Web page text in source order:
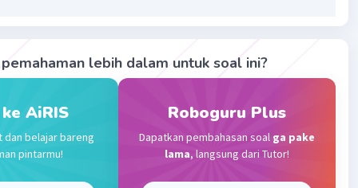
alam adalah segala sesuatu yang terbentuk secara
campur tangan manusia. Contohnya gunung,
· 0.0 0
lebih dalam untuk soal ini?
AiRIS
dan belajar bareng
pintarmu!
Roboguru Plus
Dapatkan pembahasan soal ga pake
lama, langsung dari Tutor!